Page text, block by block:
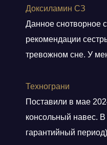
Доксиламин СЗ
Данное снотворное
рекомендации
тревожном сне. У
слово ЕСЛИ. Мне
засыпаю быстро,
будильника. С утра
отдохнувшей, даже
Технограни
Поставили в мае
консольный навес.
гарантийный